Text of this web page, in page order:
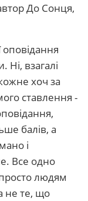
До Сонця,
Ні, взагалі
хоч за
ставлення -
балів, а
і
Все одно
людям
не те, що